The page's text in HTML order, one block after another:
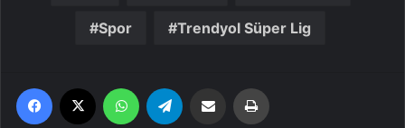
Spor Trendyol Süper Lig
Facebook WhatsApp Email'den paylaş